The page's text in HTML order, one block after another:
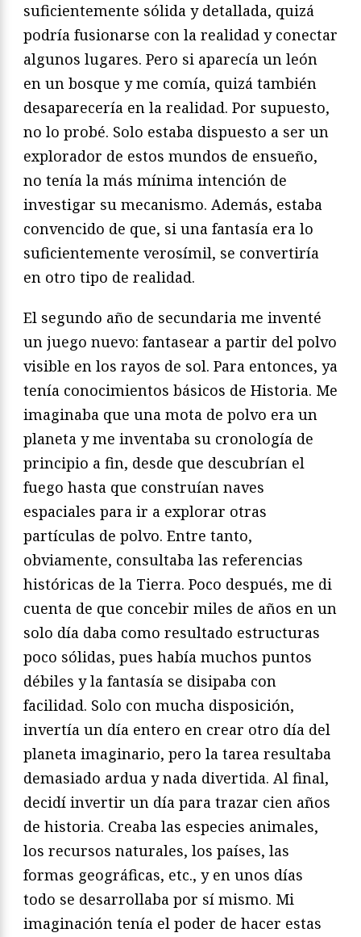
suficientemente sólida y detallada, quizá
podría fusionarse con la realidad y conectar
algunos lugares. Pero si aparecía un león
en un bosque y me comía, quizá también
desaparecería en la realidad. Por supuesto,
no lo probé. Solo estaba dispuesto a ser un
explorador de estos mundos de ensueño,
no tenía la más mínima intención de
investigar su mecanismo. Además, estaba
convencido de que, si una fantasía era lo
suficientemente verosímil, se convertiría
en otro tipo de realidad.
El segundo año de secundaria me inventé
un juego nuevo: fantasear a partir del polvo
visible en los rayos de sol. Para entonces, ya
tenía conocimientos básicos de Historia. Me
imaginaba que una mota de polvo era un
planeta y me inventaba su cronología de
principio a fin, desde que descubrían el
fuego hasta que construían naves
espaciales para ir a explorar otras
partículas de polvo. Entre tanto,
obviamente, consultaba las referencias
históricas de la Tierra. Poco después, me di
cuenta de que concebir miles de años en un
solo día daba como resultado estructuras
poco sólidas, pues había muchos puntos
débiles y la fantasía se disipaba con
facilidad. Solo con mucha disposición,
invertía un día entero en crear otro día del
planeta imaginario, pero la tarea resultaba
demasiado ardua y nada divertida. Al final,
decidí invertir un día para trazar cien años
de historia. Creaba las especies animales,
los recursos naturales, los países, las
formas geográficas, etc., y en unos días
todo se desarrollaba por sí mismo. Mi
imaginación tenía el poder de hacer estas